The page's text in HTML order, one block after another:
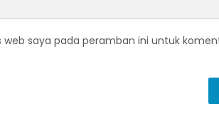
saya pada peramban ini untuk